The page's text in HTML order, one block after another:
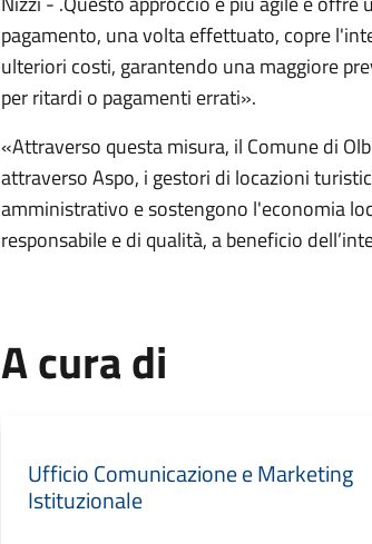
pagamento, una volta effettuato, copre
ulteriori costi, garantendo una maggiore
per ritardi o pagamenti errati».
«Attraverso questa misura, il Comune di
attraverso Aspo, i gestori di locazioni
amministrativo e sostengono l'economia
responsabile e di qualità, a beneficio
A cura di
Ufficio Comunicazione e Marketing
Istituzionale